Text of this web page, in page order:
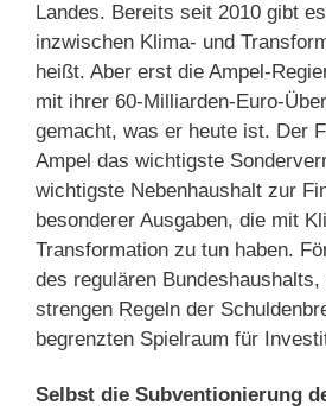
Landes. Bereits seit 2010 gibt
inzwischen Klima- und
heißt. Aber erst die Ampel-
mit ihrer 60-Milliarden-Euro-
gemacht, was er heute ist. Der
Ampel das wichtigste
wichtigste Nebenhaushalt zur
besonderer Ausgaben, die mit
Transformation zu tun haben.
des regulären
strengen Regeln der
begrenzten Spielraum für
Selbst die Subventionierung